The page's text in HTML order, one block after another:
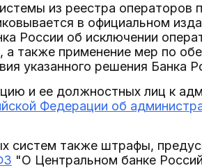
из реестра операторов
в официальном
России об исключении
также применение мер по
указанного решения Банка
и ее должностных лиц к
Федерации об
систем также штрафы,
"О Центральном банке